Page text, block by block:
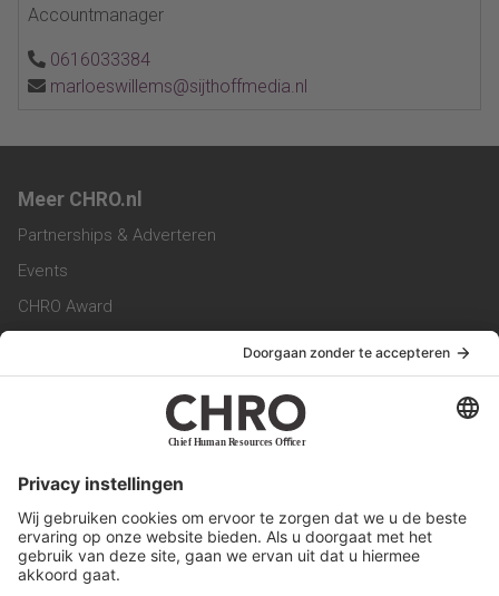
Accountmanager
0616033384
marloeswillems@sijthoffmedia.nl
Meer CHRO.nl
Partnerships & Adverteren
Events
CHRO Award
CHRO Magazine
Service & Contact
Werken bij ons
Privacy Statement
Algemene Voorwaarden